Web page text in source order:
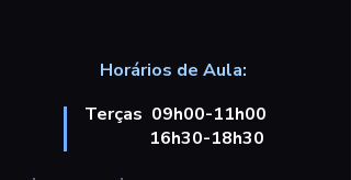
Horários de Aula:
Terças 09h00-11h00
16h30-18h30